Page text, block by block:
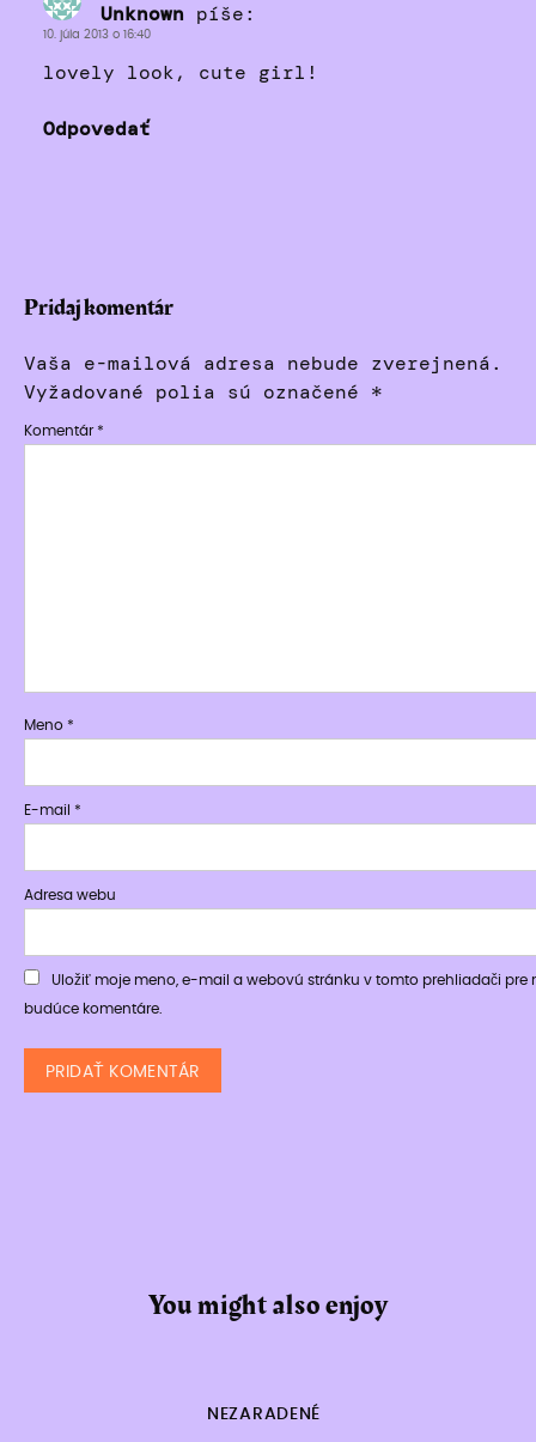
Unknown píše:
10. júla 2013 o 16:40
lovely look, cute girl!
Odpovedať
Pridaj komentár
Vaša e-mailová adresa nebude zverejnená.
Vyžadované polia sú označené *
Komentár *
Meno *
E-mail *
Adresa webu
Uložiť moje meno, e-mail a webovú stránku v tomto prehliadači pre
budúce komentáre.
You might also enjoy
NEZARADENÉ